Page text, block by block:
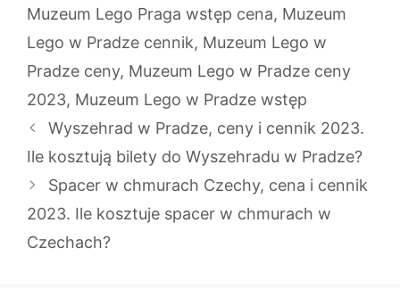
Muzeum Lego Praga wstęp cena, Muzeum
Lego w Pradze cennik, Muzeum Lego w
Pradze ceny, Muzeum Lego w Pradze ceny
2023, Muzeum Lego w Pradze wstęp
Wyszehrad w Pradze, ceny i cennik 2023.
Ile kosztują bilety do Wyszehradu w Pradze?
Spacer w chmurach Czechy, cena i cennik
2023. Ile kosztuje spacer w chmurach w
Czechach?